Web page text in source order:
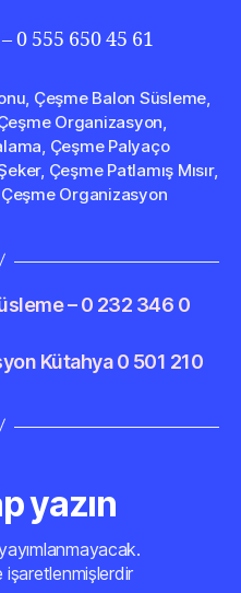
0 555 650 45 61
, Çeşme Balon Süsleme,
Organizasyon,
, Çeşme Palyaço
, Çeşme Patlamış Mısır,
Organizasyon
– 0 232 346 0
Kütahya 0 501 210
yazın
işaretlenmişlerdir